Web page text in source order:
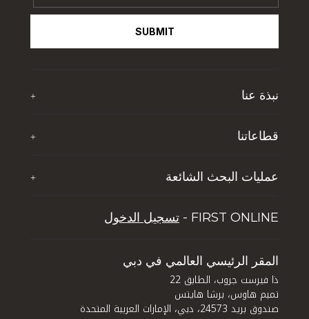
SUBMIT
نبذة عنا +
آخر الأخبار
الوظائف
قطاعاتنا +
تي إف جي جلوبال سوليوشنز
إدارة الأصول
عمليات البحث الشائعة +
نصائح للاستثمار العقاري في دبي
قطاعي العقارات والفنادق في المدينة
FIRST ONLINE - تسجيل الدخول
المقر الرئيسي العالمي في دبي
ذا فيرست جروب، الطابق 22
تميم هاوس، برشا هايتس
صندوق بريد 24573، دبي، الإمارات العربية المتحدة